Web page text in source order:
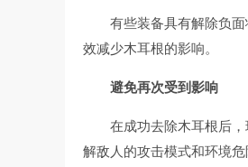
有些装备具有解除负
效减少木耳根的影响。
避免再次受到影响
在成功去除木耳根后
解敌人的攻击模式和环境